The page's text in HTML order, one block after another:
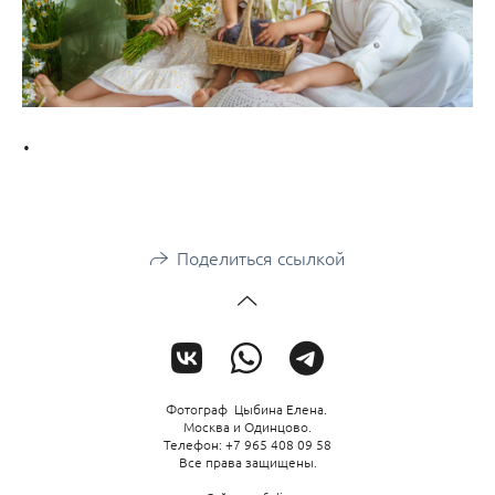
.
Поделиться ссылкой
Фотограф Цыбина Елена.
Москва и Одинцово.
Телефон: +7 965 408 09 58
Все права защищены.